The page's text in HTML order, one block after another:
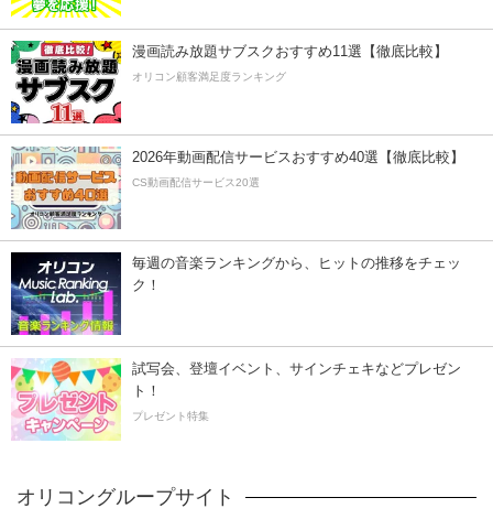
漫画読み放題サブスクおすすめ11選【徹底比較】
オリコン顧客満足度ランキング
2026年動画配信サービスおすすめ40選【徹底比較】
CS動画配信サービス20選
毎週の音楽ランキングから、ヒットの推移をチェッ
ク！
試写会、登壇イベント、サインチェキなどプレゼン
ト！
プレゼント特集
オリコングループサイト